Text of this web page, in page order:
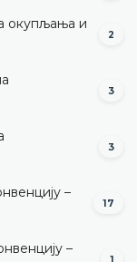
окупљања и
2
3
3
–
17
–
1